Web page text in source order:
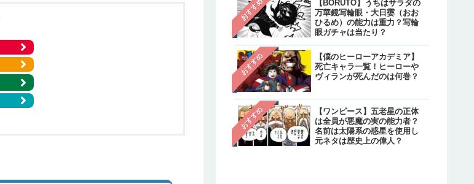
おすすめ
【BORUTO】うちはサラダの
万華鏡写輪眼・大日孁（おお
ひるめ）の能力は重力？写輪
眼ガチャは当たり？
おすすめ
【僕のヒーローアカデミア】
死亡キャラ一覧！ヒーローや
ヴィランが死んだのは何巻？
おすすめ
【ワンピース】五老星の正体
は全員が悪魔の実の能力者？
名前は太陽系の惑星を使用し
元ネタは歴史上の偉人？
注目
後は？結婚相手は禪院真
続編で死亡しリカの指輪
へ継承